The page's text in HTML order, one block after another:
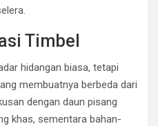
Timbel
hidangan biasa, tetapi
membuatnya berbeda dari
dengan daun pisang
khas, sementara bahan-